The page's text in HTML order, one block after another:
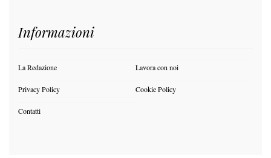
Informazioni
La Redazione Lavora con noi
Privacy Policy Cookie Policy
Contatti